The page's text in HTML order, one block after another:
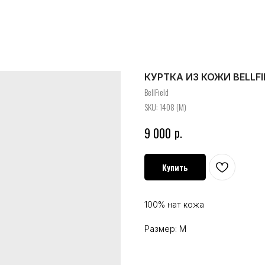
КУРТКА ИЗ КОЖИ
BellField
SKU:1408 (M)
9 000 р.
Купить
100% нат кожа
Размер: M